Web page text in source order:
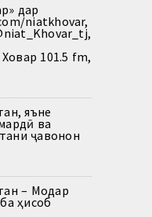
дар
niatkhovar,
101.5 fm,
яъне
ва
ҷавонон
– Модар
ҳисоб